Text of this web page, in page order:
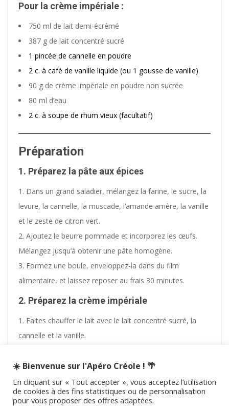
Pour la crème impériale :
750 ml de lait demi-écrémé
387 g de lait concentré sucré
1 pincée de cannelle en poudre
2 c. à café de vanille liquide (ou 1 gousse de vanille)
90 g de crème impériale en poudre non sucrée
80 ml d’eau
2 c. à soupe de rhum vieux (facultatif)
Préparation
1. Préparez la pâte aux épices
Dans un grand saladier, mélangez la farine, le sucre, la
levure, la cannelle, la muscade, l’amande amère, la vanille
et le zeste de citron vert.
Ajoutez le beurre pommade et incorporez les œufs.
Mélangez jusqu’à obtenir une pâte homogène.
Formez une boule, enveloppez-la dans du film
alimentaire, et laissez reposer au frais 30 minutes.
2. Préparez la crème impériale
Faites chauffer le lait avec le lait concentré sucré, la
cannelle et la vanille.
avec l’eau. Ajoutez ce mélange au lait chaud tout en
remuant.
Faites épaissir à feu doux sans cesser de remuer.
☀️ Bienvenue sur l'Apéro Créole ! 🌴
En cliquant sur « Tout accepter », vous acceptez l’utilisation
de cookies à des fins statistiques ou de personnalisation
pour vous proposer des offres adaptées.